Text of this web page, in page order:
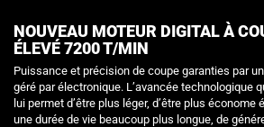
NOUVEAU MOTEUR DIGITAL À
ÉLEVÉ 7200 T/MIN
Puissance et précision de coupe garanties par
géré par électronique. L’avancée technologique
lui permet d’être plus léger, d’être plus économe
une durée de vie beaucoup plus longue, de